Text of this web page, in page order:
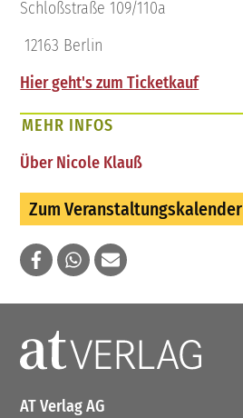
Schloßstraße 109/110a
12163 Berlin
Hier geht's zum Ticketkauf
MEHR INFOS
Über Nicole Klauß
Zum Veranstaltungskalender
AT Verlag AG